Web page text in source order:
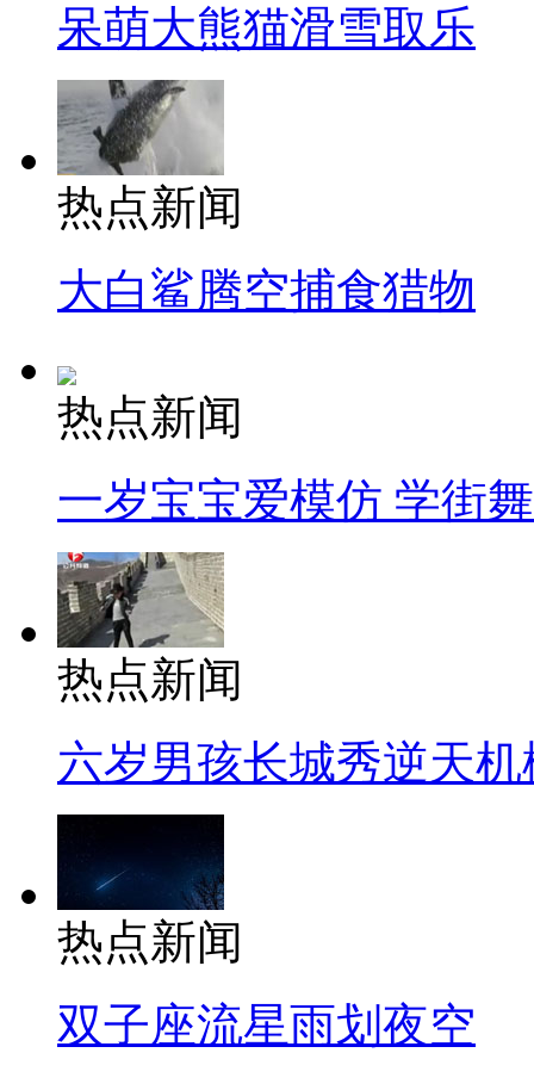
呆萌大熊猫滑雪取乐
热点新闻
大白鲨腾空捕食猎物
热点新闻
一岁宝宝爱模仿 学街
热点新闻
六岁男孩长城秀逆天机
热点新闻
双子座流星雨划夜空